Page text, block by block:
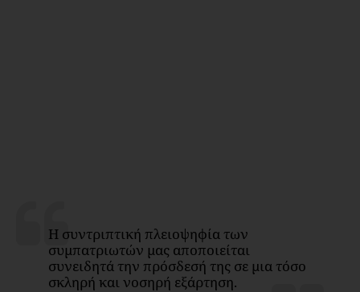
Η συντριπτική πλειοψηφία των
συμπατριωτών μας αποποιείται
συνειδητά την πρόσδεσή της σε μια τόσο
σκληρή και νοσηρή εξάρτηση.